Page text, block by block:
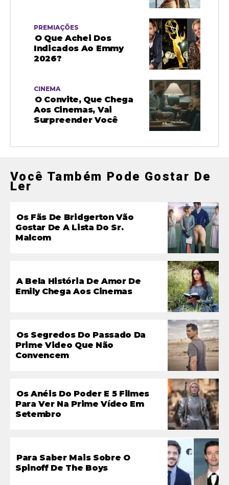
PREMIAÇÕES
O Que Achei Dos
Indicados Ao Emmy
2026?
CINEMA
O Convite, Que Chega
Aos Cinemas, Vai
Surpreender Você
Você Também Pode Gostar De
Ler
Os Fãs De Bridgerton Vão
Gostar De A Lista Do Sr.
Malcom
A Bela História De Amor De
Emily Chega Aos Cinemas
Os Segredos Do Passado Da
Prime Video Que Não
Convencem
Os Anéis Do Poder E 5 Filmes
Para Ver Na Prime Vídeo Em
Setembro
Para Saber Mais Sobre O
Spinoff De The Boys